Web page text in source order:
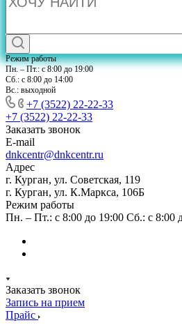
Режим работы
Пн. – Пт.: с 8:00 до 19:00
Сб.: с 8:00 до 14:00
Вс.: выходной
+7 (3522) 22-22-33
+7 (3522) 22-22-33
Заказать звонок
E-mail
dnkcentr@dnkcentr.ru
Адрес
г. Курган, ул. Советская, 119
г. Курган, ул. К.Маркса, 106Б
Режим работы
Пн. – Пт.: с 8:00 до 19:00 Сб.: с 8:00
Заказать звонок
Запись на прием
Прайс